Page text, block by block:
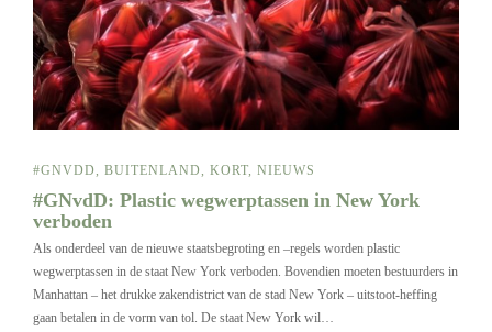
#GNVDD BUITENLAND KORT NIEUWS
#GNvdD: Plastic wegwerptassen in New York
verboden
Als onderdeel van de nieuwe staatsbegroting en –regels worden plastic
wegwerptassen in de staat New York verboden. Bovendien moeten bestuurders in
Manhattan – het drukke zakendistrict van de stad New York – uitstoot-heffing
gaan betalen in de vorm van tol. De staat New York wil…